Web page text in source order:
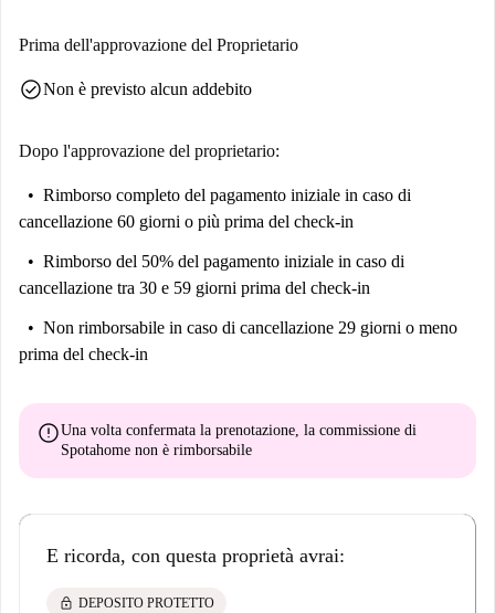
Prima dell'approvazione del Proprietario
check_circleNon è previsto alcun addebito
Dopo l'approvazione del proprietario:
Rimborso completo del pagamento iniziale in caso di
cancellazione 60 giorni o più prima del check-in
Rimborso del 50% del pagamento iniziale in caso di
cancellazione tra 30 e 59 giorni prima del check-in
Non rimborsabile in caso di cancellazione 29 giorni o meno
prima del check-in
errorUna volta confermata la prenotazione, la commissione di
Spotahome non è rimborsabile
E ricorda, con questa proprietà avrai:
lock DEPOSITO PROTETTO